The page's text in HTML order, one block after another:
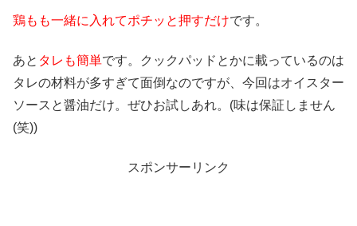
鶏もも一緒に入れてポチッと押すだけです。
あと タレも簡単です。クックパッドとかに載っているのは
タレの材料が多すぎて面倒なのですが、今回はオイスター
ソースと醤油だけ。ぜひお試しあれ。(味は保証しません
(笑))
スポンサーリンク